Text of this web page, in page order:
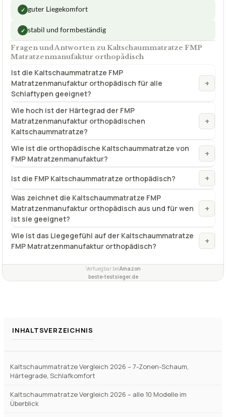
✓ guter Liegekomfort
✓ stabil und formbeständig
Fragen und Antworten zu Kaltschaummatratze FMP
Matratzenmanufaktur orthopädisch
Ist die Kaltschaummatratze FMP
Matratzenmanufaktur orthopädisch für alle
Schlaftypen geeignet?
+
Wie hoch ist der Härtegrad der FMP
Matratzenmanufaktur orthopädischen
Kaltschaummatratze?
+
Wie ist die orthopädische Kaltschaummatratze von
FMP Matratzenmanufaktur?
+
Ist die FMP Kaltschaummatratze orthopädisch? +
Was zeichnet die Kaltschaummatratze FMP
Matratzenmanufaktur orthopädisch aus und für wen
ist sie geeignet?
+
Wie ist das Liegegefühl auf der Kaltschaummatratze
FMP Matratzenmanufaktur orthopädisch?
+
Verfuegbar beiAmazon
beste-testsieger.de
INHALTSVERZEICHNIS
Kaltschaummatratze Vergleich 2026 – 7-Zonen-Schaum,
Härtegrade, Schlafkomfort
Kaltschaummatratze Vergleich 2026 – alle 10 Modelle im
Überblick